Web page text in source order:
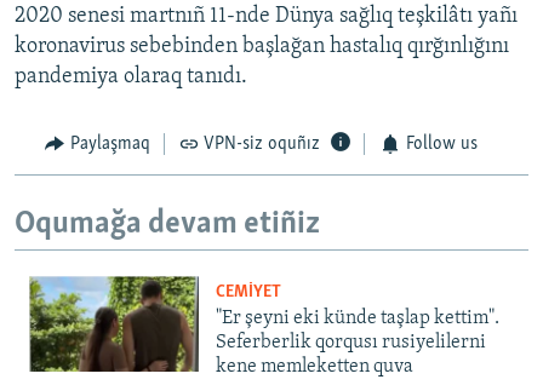
2020 senesi martnıñ 11-nde Dünya sağlıq teşkilâtı yañı
koronavirus sebebinden başlağan hastalıq qırğınlığını
pandemiya olaraq tanıdı.
Paylaşmaq VPN-siz oquñız Follow us
Oqumağa devam etiñiz
CEMİYET
"Er şeyni eki künde taşlap kettim".
Seferberlik qorqusı rusiyelilerni
kene memleketten quva